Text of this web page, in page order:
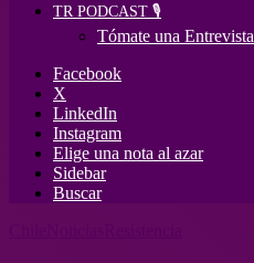
TR PODCAST 🎙️
Tómate una Entrevista
Facebook
X
LinkedIn
Instagram
Elige una nota al azar
Sidebar
Buscar